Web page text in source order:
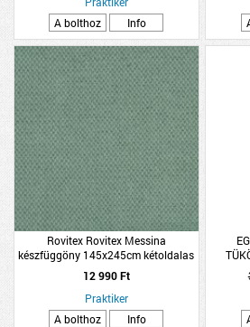
A bolthoz
Info
Rovitex Rovitex Messina
készfüggöny 145x245cm kétoldalas
703 menta
12 990 Ft
Praktiker
A bolthoz
Info